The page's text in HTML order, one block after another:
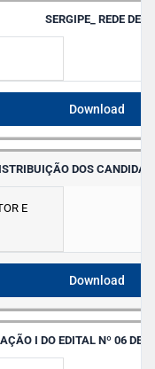
SERGIPE_ REDE DE
Download
DOS
E
Download
I DO EDITAL Nº 06 DE